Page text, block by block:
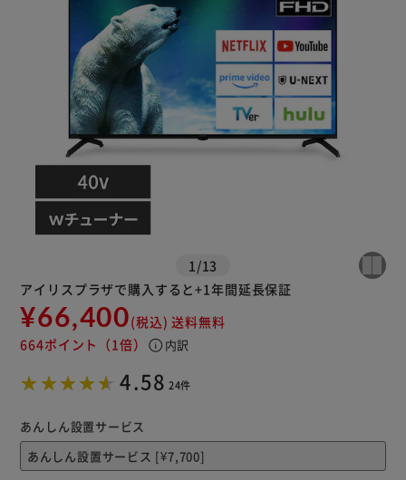
1 /13
アイリスプラザで購入すると+1年間延長保証
¥66,400(税込) 送料無料
664ポイント （1倍） info 内訳
4.58 24件
あんしん設置サービス
※ご確認ください
カートに入れる